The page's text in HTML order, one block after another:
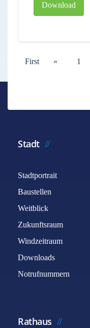
Download
First « 1
Stadt
Stadtportrait
Baustellen
Weitblick
Zukunftsraum
Windzeitraum
Downloads
Notrufnummern
Rathaus